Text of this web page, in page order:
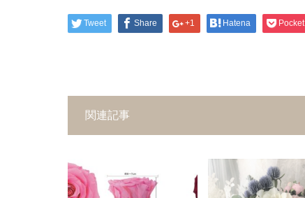
Tweet Share +1 Hatena Pocket
関連記事